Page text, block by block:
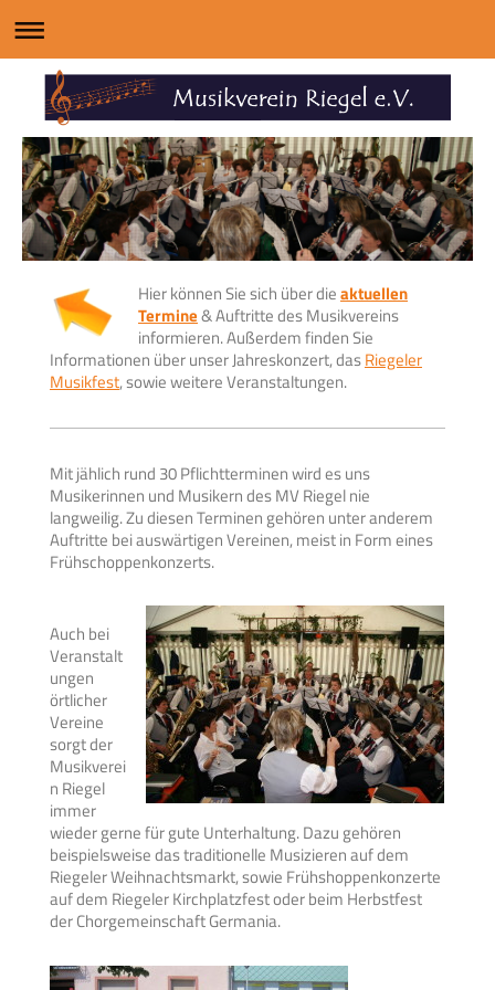
Hier können Sie sich über dieaktuellen
Termine& Auftritte des Musikvereins
informieren. Außerdem finden Sie
Informationen über unser Jahreskonzert, dasRiegeler
Musikfest, sowie weitere Veranstaltungen.
Mit jählich rund 30 Pflichtterminen wird es uns
Musikerinnen und Musikern des MV Riegel nie
langweilig. Zu diesen Terminen gehören unter anderem
Auftritte bei auswärtigen Vereinen, meist in Form eines
Frühschoppenkonzerts.
Auch bei
Veranstalt
ungen
örtlicher
Vereine
sorgt der
Musikverei
n Riegel
immer
wieder gerne für gute Unterhaltung. Dazu gehören
beispielsweise das traditionelle Musizieren auf dem
Riegeler Weihnachtsmarkt, sowie Frühshoppenkonzerte
auf dem Riegeler Kirchplatzfest oder beim Herbstfest
der Chorgemeinschaft Germania.